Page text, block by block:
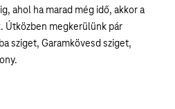
ahol ha marad még idő, akkor a
Útközben megkerülünk pár
sziget, Garamkövesd sziget,